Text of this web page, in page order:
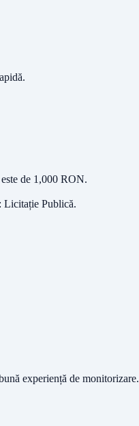
de 1,000 RON.
Licitație Publică.
experiență de monitorizare.